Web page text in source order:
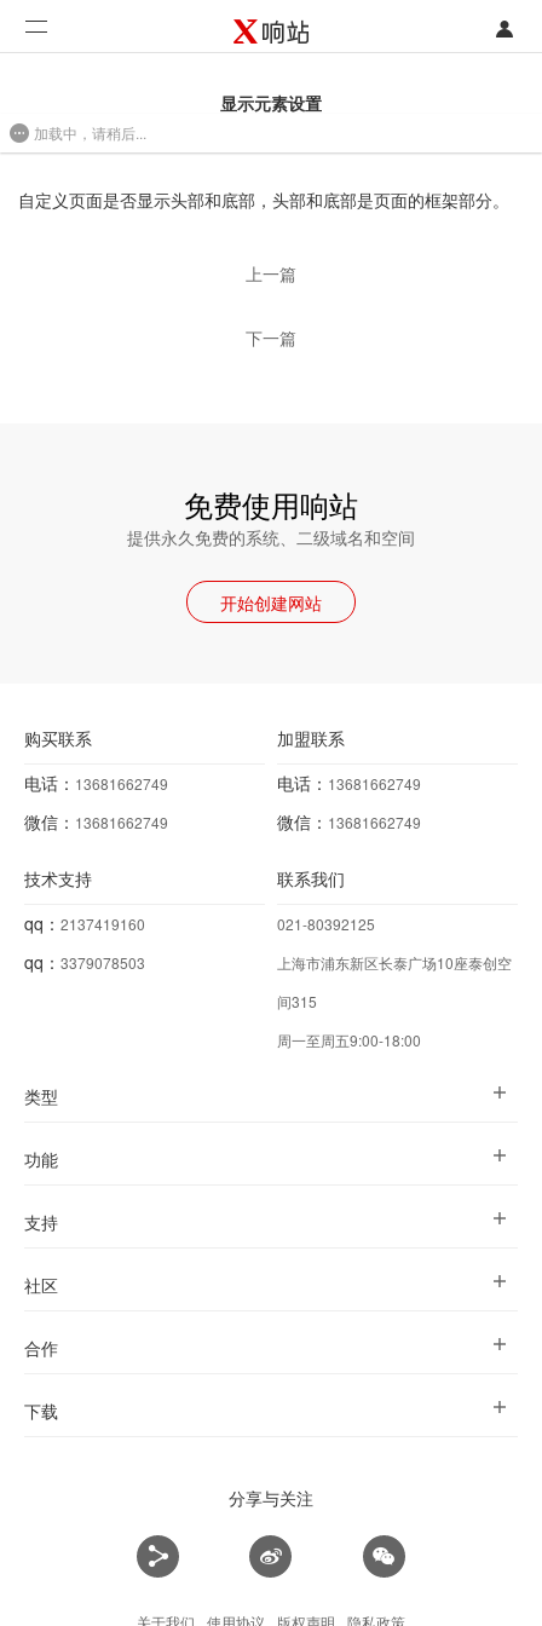
注册
联系销售部门
开发类型
功能
显示元素设置
自定义页面是否显示头部和底部，头部和底部是页面的框架部分。
上一篇
下一篇
免费使用响站
提供永久免费的系统、二级域名和空间
开始创建网站
购买联系
电话： 13681662749
微信： 13681662749
加盟联系
电话： 13681662749
微信： 13681662749
技术支持
qq： 2137419160
qq： 3379078503
联系我们
021-80392125
上海市浦东新区长泰广场10座泰创空
间315
周一至周五9:00-18:00
类型
功能
支持
社区
合作
下载
分享与关注
加载中，请稍后...